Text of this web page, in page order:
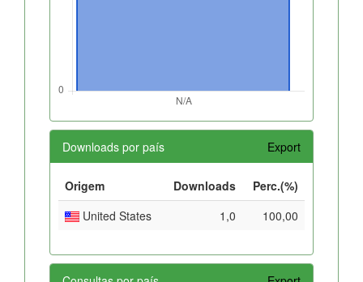
Downloads por país Export
Origem Downloads
Perc.(%)
United States
1,0 100,00